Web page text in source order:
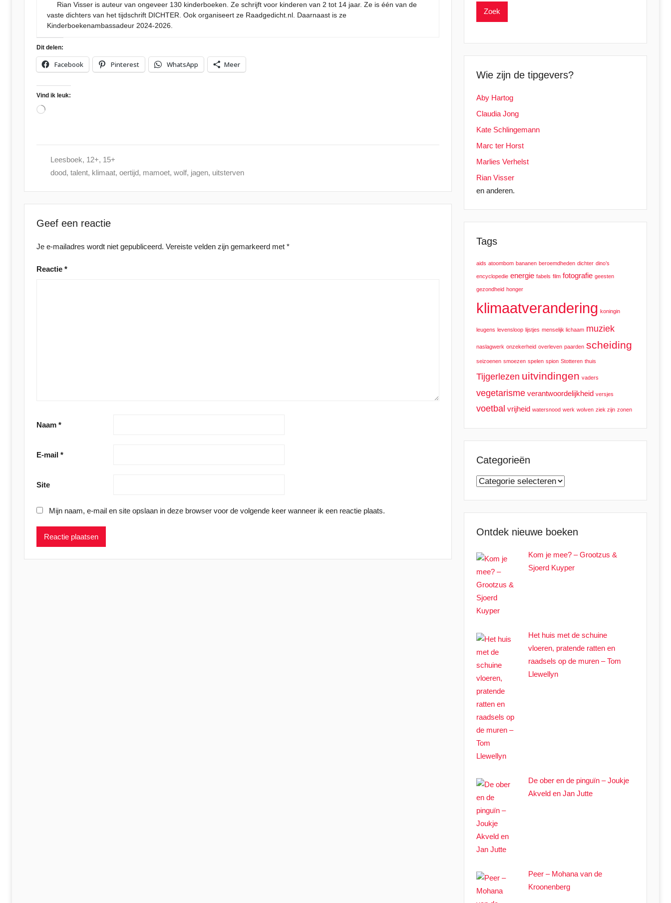
Rian Visser is auteur van ongeveer 130 kinderboeken. Ze schrijft voor kinderen van 2 tot 14 jaar. Ze is één van de
vaste dichters van het tijdschrift DICHTER. Ook organiseert ze Raadgedicht.nl. Daarnaast is ze
Kinderboekenambassadeur 2024-2026.
Dit delen:
Facebook Pinterest WhatsApp Meer
Vind ik leuk:
Aan
Leesboek, 12+, 15+
dood, talent, klimaat, oertijd, mamoet, wolf, jagen, uitsterven
Geef een reactie
Je e-mailadres wordt niet gepubliceerd. Vereiste velden zijn gemarkeerd met *
Reactie *
Naam *
E-mail *
Site
Mijn naam, e-mail en site opslaan in deze browser voor de volgende keer wanneer ik een reactie plaats.
Wie zijn de tipgevers?
Aby Hartog
Claudia Jong
Kate Schlingemann
Marc ter Horst
Marlies Verhelst
Rian Visser
en anderen.
Tags
aids atoombom bananen beroemdheden dichter dino’s
encyclopedie energie fabels film fotografie geesten
gezondheid honger
klimaatverandering koningin
leugens levensloop lijstjes menselijk lichaam muziek
naslagwerk onzekerheid overleven paarden scheiding
seizoenen smoezen spelen spion Stotteren thuis
Tijgerlezen uitvindingen vaders
vegetarisme verantwoordelijkheid versjes
voetbal vrijheid watersnood werk wolven ziek zijn zonen
Categorieën
Categorieën
Ontdek nieuwe boeken
Kom je mee? – Grootzus &
Sjoerd Kuyper
Het huis met de schuine
vloeren, pratende ratten en
raadsels op de muren – Tom
Llewellyn
De ober en de pinguïn – Joukje
Akveld en Jan Jutte
Peer – Mohana van de
Kroonenberg